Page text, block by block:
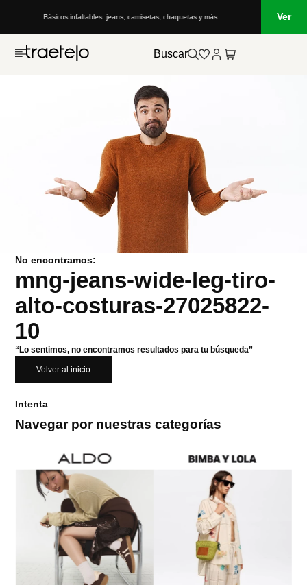
Básicos infaltables: jeans, camisetas, chaquetas y más Ver
Buscar
No encontramos:
mng-jeans-wide-leg-tiro-
alto-costuras-27025822-
10
“Lo sentimos, no encontramos resultados para tu búsqueda”
Volver al inicio
Intenta
Navegar por nuestras categorías